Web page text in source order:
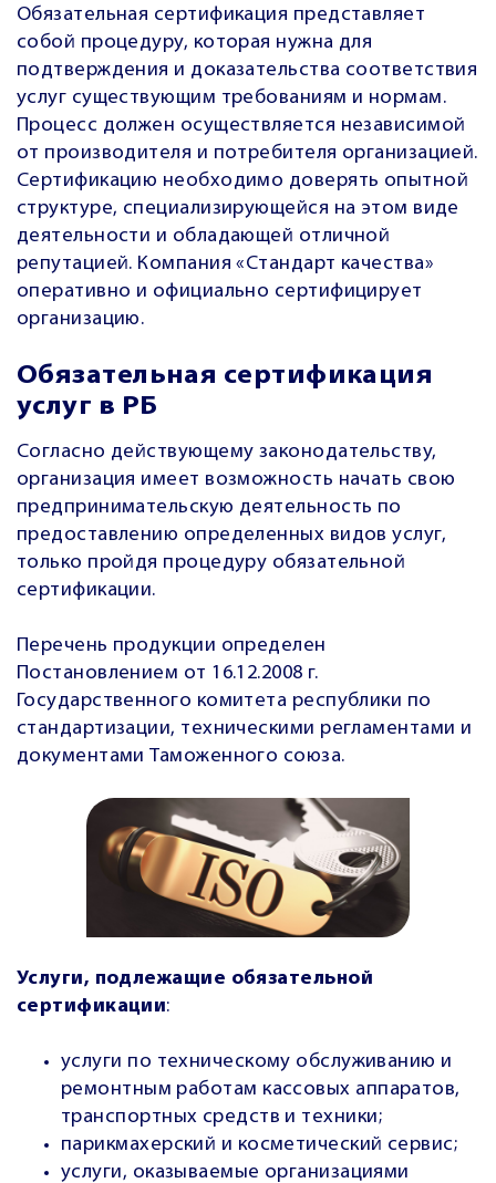
Обязательная сертификация представляет
собой процедуру, которая нужна для
подтверждения и доказательства соответствия
услуг существующим требованиям и нормам.
Процесс должен осуществляется независимой
от производителя и потребителя организацией.
Сертификацию необходимо доверять опытной
структуре, специализирующейся на этом виде
деятельности и обладающей отличной
репутацией. Компания «Стандарт качества»
оперативно и официально сертифицирует
организацию.
Обязательная сертификация
услуг в РБ
Согласно действующему законодательству,
организация имеет возможность начать свою
предпринимательскую деятельность по
предоставлению определенных видов услуг,
только пройдя процедуру обязательной
сертификации.
Перечень продукции определен
Постановлением от 16.12.2008 г.
Государственного комитета республики по
стандартизации, техническими регламентами и
документами Таможенного союза.
Услуги, подлежащие обязательной
сертификации:
услуги по техническому обслуживанию и
ремонтным работам кассовых аппаратов,
транспортных средств и техники;
парикмахерский и косметический сервис;
услуги, оказываемые организациями